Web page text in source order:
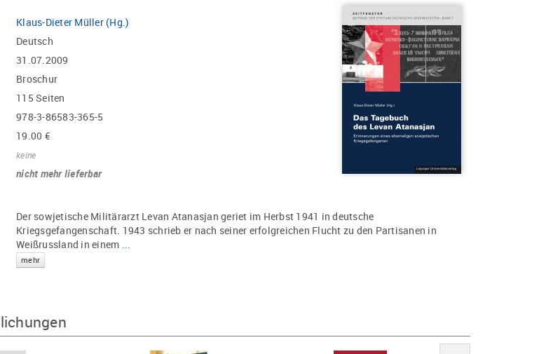
Klaus-Dieter Müller (Hg.)
Deutsch
31.07.2009
Broschur
115 Seiten
978-3-86583-365-5
19.00 €
keine
nicht mehr lieferbar
Der sowjetische Militärarzt Levan Atanasjan geriet im Herbst 1941 in deutsche
Kriegsgefangenschaft. 1943 schrieb er nach seiner erfolgreichen Flucht zu den Partisanen in
Weißrussland in einem ...
mehr